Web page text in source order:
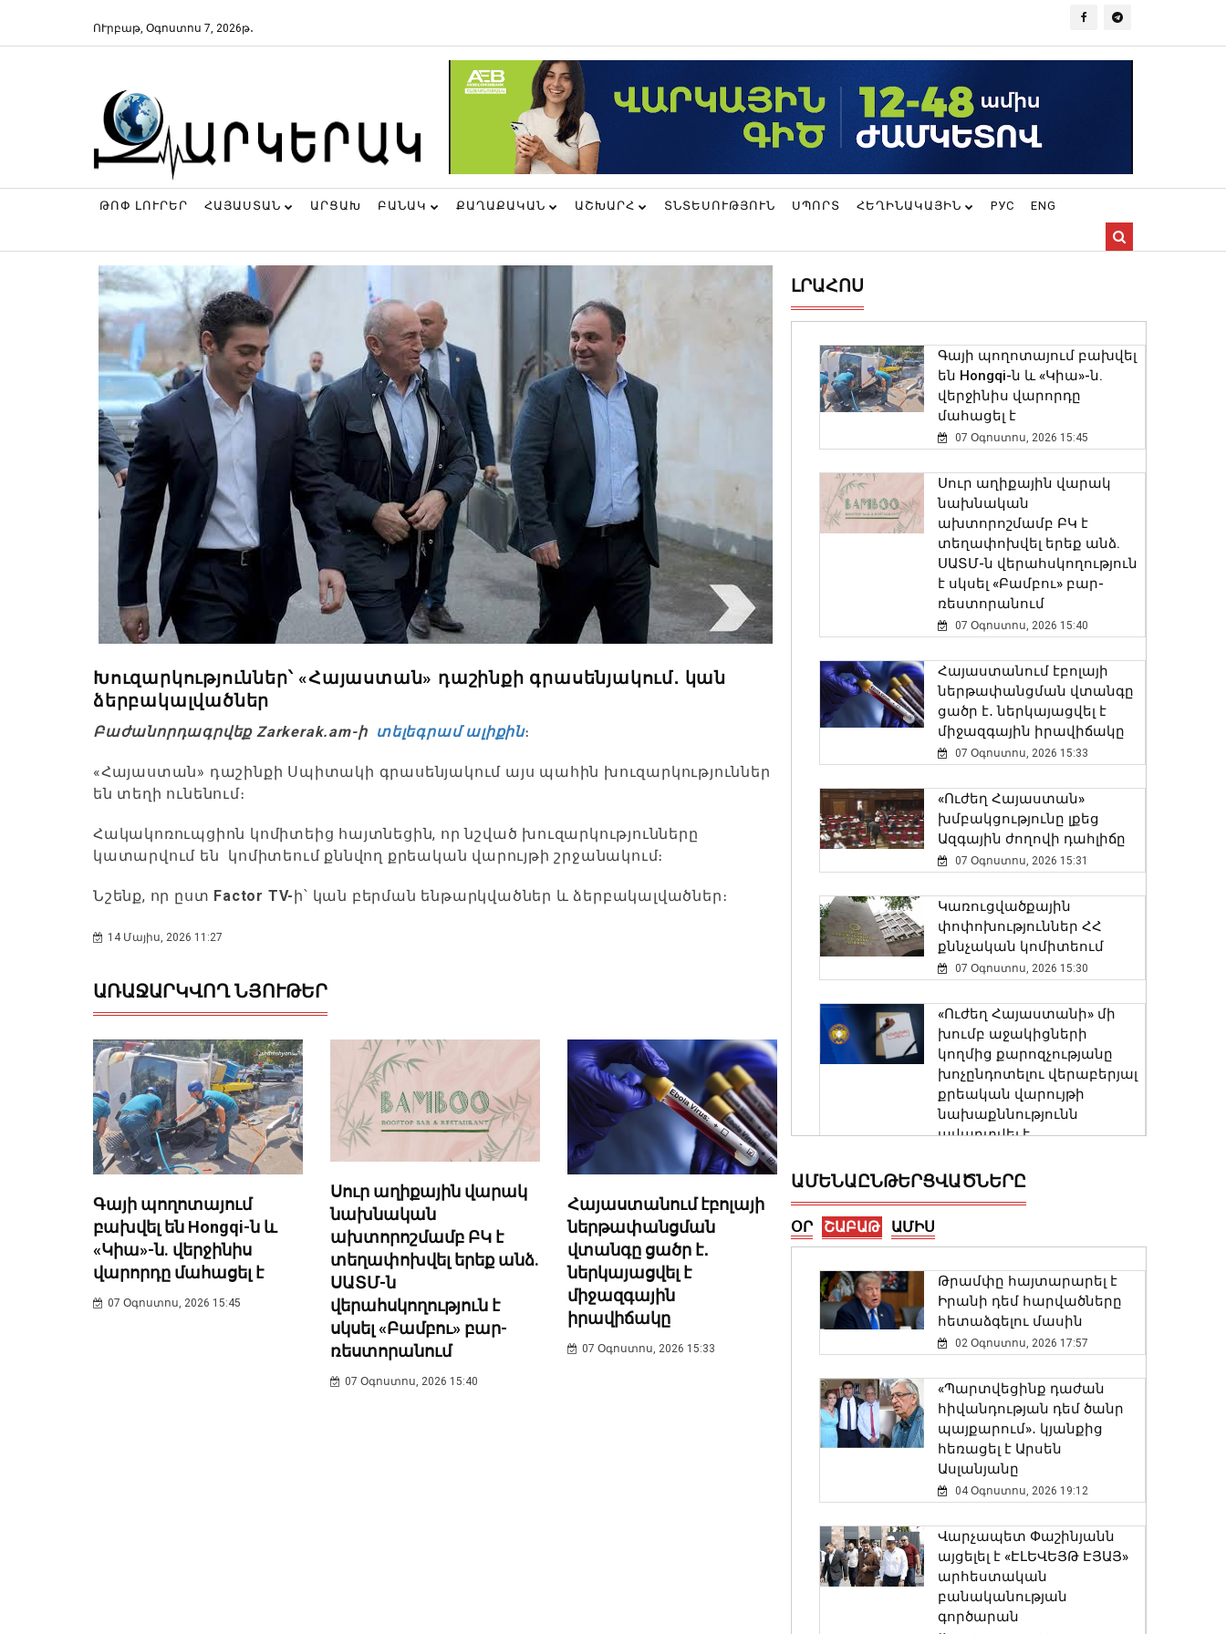
ՈՒրբաթ, Օգոստոս 7, 2026թ․
ԹՈՓ ԼՈՒՐԵՐ ՀԱՅԱՍՏԱՆ ԱՐՑԱԽ ԲԱՆԱԿ ՔԱՂԱՔԱԿԱՆ ԱՇԽԱՐՀ ՏՆՏԵՍՈՒԹՅՈՒՆ ՍՊՈՐՏ ՀԵՂԻՆԱԿԱՅԻՆ РУС ENG
Խուզարկություններ՝ «Հայաստան» դաշինքի գրասենյակում․ կան
ձերբակալվածներ
Բաժանորդագրվեք Zarkerak.am-ի տելեգրամ ալիքին։
«Հայաստան» դաշինքի Սպիտակի գրասենյակում այս պահին խուզարկություններ
են տեղի ունենում։
Հակակոռուպցիոն կոմիտեից հայտնեցին, որ նշված խուզարկությունները
կատարվում են կոմիտեում քննվող քրեական վարույթի շրջանակում։
Նշենք, որ ըստ Factor TV-ի՝ կան բերման ենթարկվածներ և ձերբակալվածներ։
14 Մայիս, 2026 11:27
ԱՌԱՋԱՐԿՎՈՂ ՆՅՈՒԹԵՐ
Գայի պողոտայում
բախվել են Hongqi-ն և
«Կիա»-ն. վերջինիս
վարորդը մահացել է
07 Օգոստոս, 2026 15:45
Սուր աղիքային վարակ
նախնական
ախտորոշմամբ ԲԿ է
տեղափոխվել երեք անձ.
ՍԱՏՄ-ն
վերահսկողություն է
սկսել «Բամբու» բար-
ռեստորանում
07 Օգոստոս, 2026 15:40
Հայաստանում էբոլայի
ներթափանցման
վտանգը ցածր է․
ներկայացվել է
միջազգային
իրավիճակը
07 Օգոստոս, 2026 15:33
ԼՐԱՀՈՍ
Գայի պողոտայում բախվել
են Hongqi-ն և «Կիա»-ն.
վերջինիս վարորդը
մահացել է
07 Օգոստոս, 2026 15:45
Սուր աղիքային վարակ
նախնական
ախտորոշմամբ ԲԿ է
տեղափոխվել երեք անձ.
ՍԱՏՄ-ն վերահսկողություն
է սկսել «Բամբու» բար-
ռեստորանում
07 Օգոստոս, 2026 15:40
Հայաստանում էբոլայի
ներթափանցման վտանգը
ցածր է․ ներկայացվել է
միջազգային իրավիճակը
07 Օգոստոս, 2026 15:33
«Ուժեղ Հայաստան»
խմբակցությունը լքեց
Ազգային ժողովի դահլիճը
07 Օգոստոս, 2026 15:31
Կառուցվածքային
փոփոխություններ ՀՀ
քննչական կոմիտեում
07 Օգոստոս, 2026 15:30
«Ուժեղ Հայաստանի» մի
խումբ աջակիցների
կողմից քարոզչությանը
խոչընդոտելու վերաբերյալ
քրեական վարույթի
նախաքննությունն
ավարտվել է
ԱՄՆ-ում
ստանալը
07 Օգոստոս, 2026 14:04
Արարատ Միրզոյանը
ներառյալ կլինի
արձակուրդում
07 Օգոստոս, 2026 13:56
Տիգրան Ավինյանին
խնդրում եմ՝ եթե
ստանա «Հայաստան»
դաշինքից, որ
Ծիծեռնակաբերդի
փոխարեն մզկիթ
կառուցեն՝ անպայման
ԱՄԵՆԱԸՆԹԵՐՑՎԱԾՆԵՐԸ
ՕՐ ՇԱԲԱԹ ԱՄԻՍ
Թրամփը հայտարարել է
Իրանի դեմ հարվածները
հետաձգելու մասին
02 Օգոստոս, 2026 17:57
«Պարտվեցինք դաժան
հիվանդության դեմ ծանր
պայքարում»․ կյանքից
հեռացել է Արսեն
Ասլանյանը
04 Օգոստոս, 2026 19:12
Վարչապետ Փաշինյանն
այցելել է «ԷԼԵՎԵՅԹ ԷՅԱՅ»
արհեստական
բանականության
գործարան